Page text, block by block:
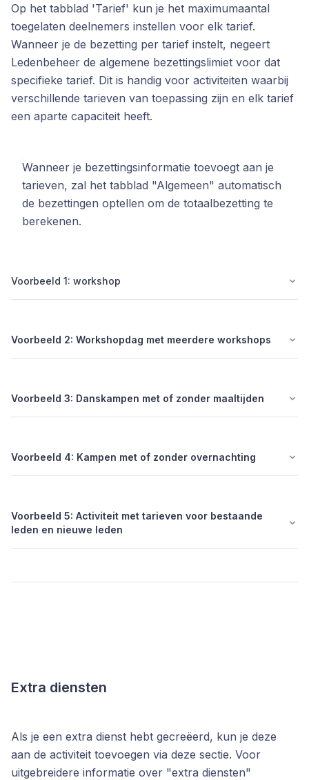
Op het tabblad 'Tarief' kun je het maximumaantal
toegelaten deelnemers instellen voor elk tarief.
Wanneer je de bezetting per tarief instelt, negeert
Ledenbeheer de algemene bezettingslimiet voor dat
specifieke tarief. Dit is handig voor activiteiten waarbij
verschillende tarieven van toepassing zijn en elk tarief
een aparte capaciteit heeft.
Wanneer je bezettingsinformatie toevoegt aan je
tarieven, zal het tabblad "Algemeen" automatisch
de bezettingen optellen om de totaalbezetting te
berekenen.
Voorbeeld 1: workshop
Voorbeeld 2: Workshopdag met meerdere workshops
Voorbeeld 3: Danskampen met of zonder maaltijden
Voorbeeld 4: Kampen met of zonder overnachting
Voorbeeld 5: Activiteit met tarieven voor bestaande
leden en nieuwe leden
Extra diensten
Als je een extra dienst hebt gecreëerd, kun je deze
aan de activiteit toevoegen via deze sectie. Voor
uitgebreidere informatie over "extra diensten"